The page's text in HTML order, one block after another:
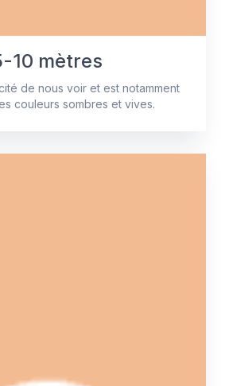
10 mètres
de nous voir et est notamment
couleurs sombres et vives.